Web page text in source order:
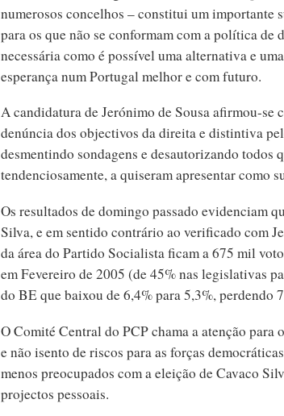
numerosos concelhos – constitui um importante
para os que não se conformam com a política de
necessária como é possível uma alternativa e
esperança num Portugal melhor e com futuro.
A candidatura de Jerónimo de Sousa afirmou-se
denúncia dos objectivos da direita e distintiva
desmentindo sondagens e desautorizando todos
tendenciosamente, a quiseram apresentar como
Os resultados de domingo passado evidenciam
Silva, e em sentido contrário ao verificado com
da área do Partido Socialista ficam a 675 mil
em Fevereiro de 2005 (de 45% nas legislativas
do BE que baixou de 6,4% para 5,3%, perdendo
O Comité Central do PCP chama a atenção para
e não isento de riscos para as forças
menos preocupados com a eleição de Cavaco
projectos pessoais.